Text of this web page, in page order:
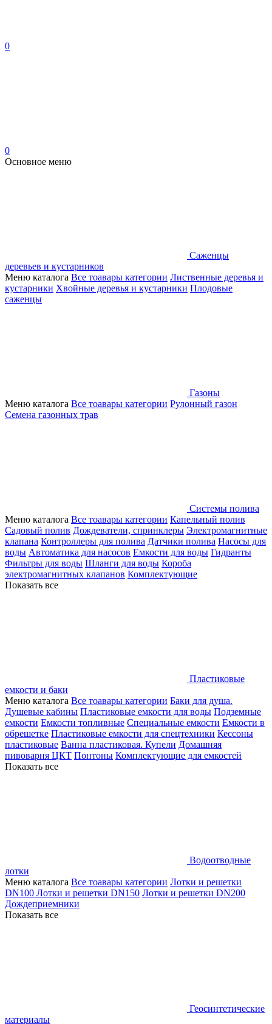
0
0
Основное меню
Саженцы
деревьев и кустарников
Меню каталога Все тоавары категории Лиственные деревья и
кустарники Хвойные деревья и кустарники Плодовые
саженцы
Газоны
Меню каталога Все тоавары категории Рулонный газон
Семена газонных трав
Системы полива
Меню каталога Все тоавары категории Капельный полив
Садовый полив Дождеватели, спринклеры Электромагнитные
клапана Контроллеры для полива Датчики полива Насосы для
воды Автоматика для насосов Емкости для воды Гидранты
Фильтры для воды Шланги для воды Короба
электромагнитных клапанов Комплектующие
Показать все
Пластиковые
емкости и баки
Меню каталога Все тоавары категории Баки для душа.
Душевые кабины Пластиковые емкости для воды Подземные
емкости Емкости топливные Специальные емкости Емкости в
обрешетке Пластиковые емкости для спецтехники Кессоны
пластиковые Ванна пластиковая. Купели Домашняя
пивоварня ЦКТ Понтоны Комплектующие для емкостей
Показать все
Водоотводные
лотки
Меню каталога Все тоавары категории Лотки и решетки
DN100 Лотки и решетки DN150 Лотки и решетки DN200
Дождеприемники
Показать все
Геосинтетические
материалы